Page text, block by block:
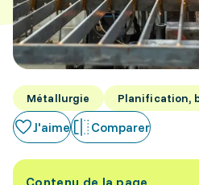
Métallurgie Planification,
J'aime Comparer